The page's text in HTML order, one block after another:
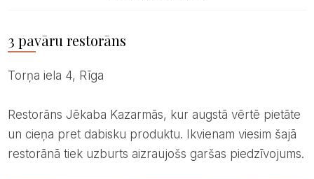
3 pavāru restorāns
Torņa iela 4, Rīga
Restorāns Jēkaba Kazarmās, kur augstā vērtē pietāte
un cieņa pret dabisku produktu. Ikvienam viesim šajā
restorānā tiek uzburts aizraujošs garšas piedzīvojums.